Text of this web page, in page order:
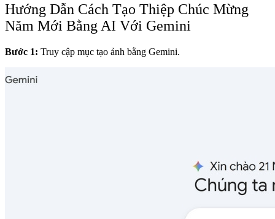
Hướng Dẫn Cách Tạo Thiệp Chúc Mừng
Năm Mới Bằng AI Với Gemini
Bước 1: Truy cập mục tạo ảnh bằng Gemini.